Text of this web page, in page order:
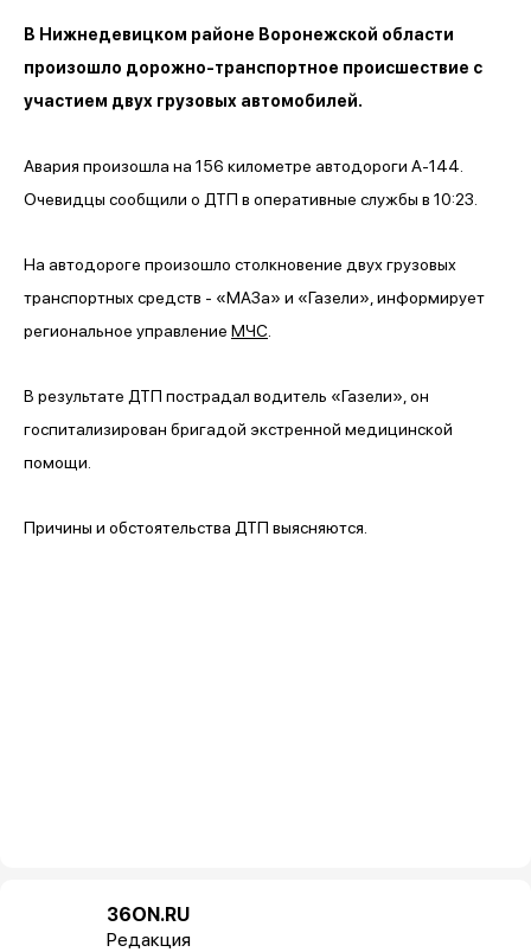
В Нижнедевицком районе Воронежской области
произошло дорожно-транспортное происшествие с
участием двух грузовых автомобилей.
Авария произошла на 156 километре автодороги А-144.
Очевидцы сообщили о ДТП в оперативные службы в 10:23.
На автодороге произошло столкновение двух грузовых
транспортных средств - «МАЗа» и «Газели», информирует
региональное управление МЧС
В результате ДТП пострадал водитель «Газели», он
госпитализирован бригадой экстренной медицинской
помощи.
Причины и обстоятельства ДТП выясняются.
36ON.RU
Редакция